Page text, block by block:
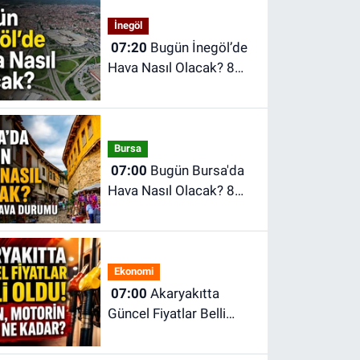
İnegöl
07:20
Hava Nasıl Olacak? 8
İnegöl Hava Durumu
Bursa
07:00
Hava Nasıl Olacak? 8
İnegöl Hava Durumu
Ekonomi
07:00
Güncel Fiyatlar Belli
LPG Ne Kadar?